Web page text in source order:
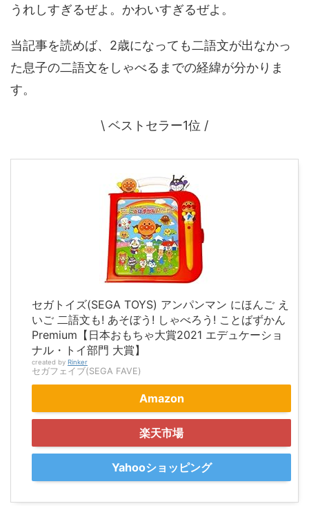
うれしすぎるぜよ。かわいすぎるぜよ。
当記事を読めば、2歳になっても二語文が出なかっ
た息子の二語文をしゃべるまでの経緯が分かりま
す。
\ ベストセラー1位 /
セガトイズ(SEGA TOYS) アンパンマン にほんご え
いご 二語文も! あそぼう! しゃべろう! ことばずかん
Premium【日本おもちゃ大賞2021 エデュケーショ
ナル・トイ部門 大賞】
created by Rinker
セガフェイブ(SEGA FAVE)
Amazon
楽天市場
Yahooショッピング